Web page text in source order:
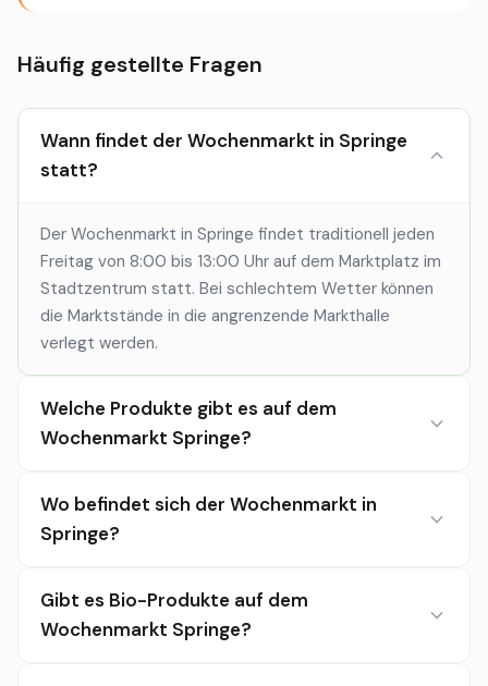
Häufig gestellte Fragen
Wann findet der Wochenmarkt in Springe
statt?
Der Wochenmarkt in Springe findet traditionell jeden
Freitag von 8:00 bis 13:00 Uhr auf dem Marktplatz im
Stadtzentrum statt. Bei schlechtem Wetter können
die Marktstände in die angrenzende Markthalle
verlegt werden.
Welche Produkte gibt es auf dem
Wochenmarkt Springe?
Wo befindet sich der Wochenmarkt in
Springe?
Gibt es Bio-Produkte auf dem
Wochenmarkt Springe?